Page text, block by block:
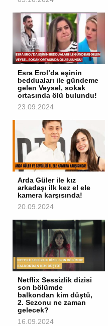
Esra Erol’da eşinin
bedduaları ile gündeme
gelen Veysel, sokak
ortasında ölü bulundu!
23.09.2024
Arda Güler ile kız
arkadaşı ilk kez el ele
kamera karşısında!
20.09.2024
Netflix Sessizlik dizisi
son bölümde
balkondan kim düştü,
2. Sezonu ne zaman
gelecek?
16.09.2024